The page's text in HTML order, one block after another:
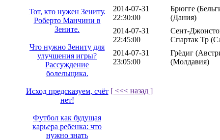
Тот, кто нужен Зениту.
Роберто Манчини в
Зените.
Что нужно Зениту для
улучшения игры?
Рассуждение
болельщика.
Исход предсказуем, счёт
нет!
Футбол как будущая
карьера ребенка: что
нужно знать
2014-07-31
22:30:00
Брюгге
(Дания)
2014-07-31
22:45:00
Сент-
Спартак Тр
2014-07-31
23:05:00
Грёдиг
(Молдавия)
[ <<< назад ]